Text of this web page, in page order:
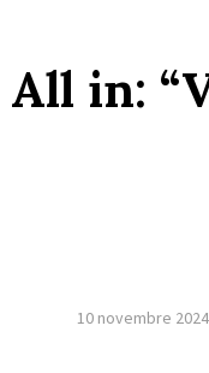
All in:
10 novembre 2024